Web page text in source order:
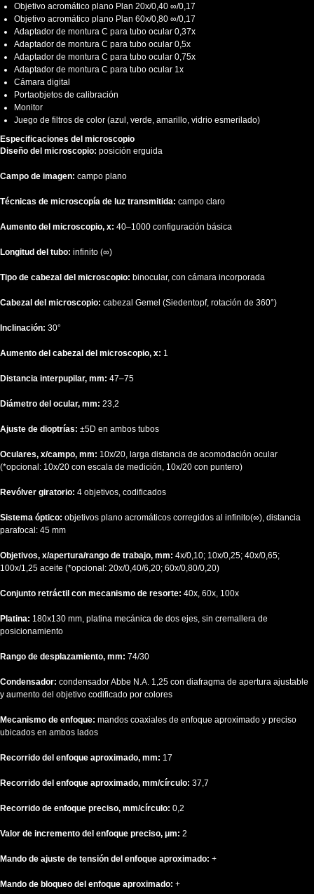
Objetivo acromático plano Plan 20х/0,40 ∞/0,17
Objetivo acromático plano Plan 60х/0,80 ∞/0,17
Adaptador de montura C para tubo ocular 0,37x
Adaptador de montura C para tubo ocular 0,5x
Adaptador de montura C para tubo ocular 0,75x
Adaptador de montura C para tubo ocular 1x
Cámara digital
Portaobjetos de calibración
Monitor
Juego de filtros de color (azul, verde, amarillo, vidrio esmerilado)
Especificaciones del microscopio
Diseño del microscopio: posición erguida
Campo de imagen: campo plano
Técnicas de microscopía de luz transmitida: campo claro
Aumento del microscopio, x: 40–1000 configuración básica
Longitud del tubo: infinito (∞)
Tipo de cabezal del microscopio: binocular, con cámara incorporada
Cabezal del microscopio: cabezal Gemel (Siedentopf, rotación de 360°)
Inclinación: 30°
Aumento del cabezal del microscopio, x: 1
Distancia interpupilar, mm: 47–75
Diámetro del ocular, mm: 23,2
Ajuste de dioptrías: ±5D en ambos tubos
Oculares, x/campo, mm: 10x/20, larga distancia de acomodación ocular
(*opcional: 10x/20 con escala de medición, 10x/20 con puntero)
Revólver giratorio: 4 objetivos, codificados
Sistema óptico: objetivos plano acromáticos corregidos al infinito(∞), distancia
parafocal: 45 mm
Objetivos, x/apertura/rango de trabajo, mm: 4x/0,10; 10x/0,25; 40x/0,65;
100x/1,25 aceite (*opcional: 20х/0,40/6,20; 60x/0,80/0,20)
Conjunto retráctil con mecanismo de resorte: 40x, 60x, 100x
Platina: 180x130 mm, platina mecánica de dos ejes, sin cremallera de
posicionamiento
Rango de desplazamiento, mm: 74/30
Condensador: condensador Abbe N.A. 1,25 con diafragma de apertura ajustable
y aumento del objetivo codificado por colores
Mecanismo de enfoque: mandos coaxiales de enfoque aproximado y preciso
ubicados en ambos lados
Recorrido del enfoque aproximado, mm: 17
Recorrido del enfoque aproximado, mm/círculo: 37,7
Recorrido de enfoque preciso, mm/círculo: 0,2
Valor de incremento del enfoque preciso, μm: 2
Mando de ajuste de tensión del enfoque aproximado: +
Mando de bloqueo del enfoque aproximado: +